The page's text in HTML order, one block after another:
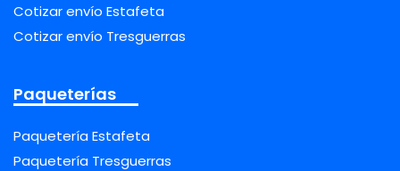
Cotizar envío Estafeta
Cotizar envío Tresguerras
Paqueterías
Paquetería Estafeta
Paquetería Tresguerras